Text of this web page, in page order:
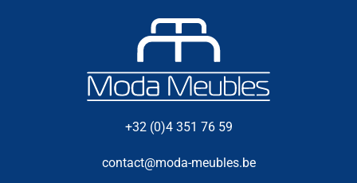
+32 (0)4 351 76 59
contact@moda-meubles.be